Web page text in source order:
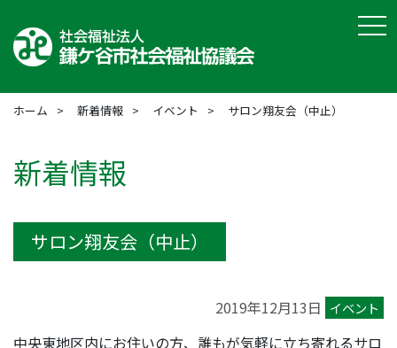
ホーム 新着情報 イベント サロン翔友会（中止）
新着情報
サロン翔友会（中止）
2019年12月13日 イベント
中央東地区内にお住いの方、誰もが気軽に立ち寄れるサロ